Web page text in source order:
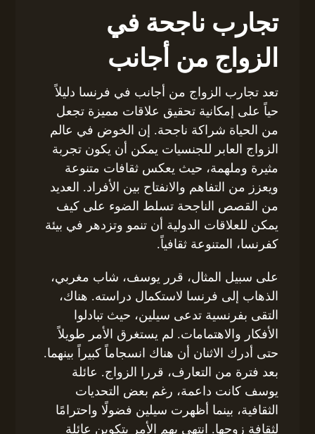
تجارب ناجحة في
الزواج من أجانب
تعد تجارب الزواج من أجانب في فرنسا دليلاً
حياً على إمكانية تحقيق علاقات مميزة تجعل
من الحياة شراكة ناجحة. إن الخوض في عالم
الزواج العابر للجنسيات يمكن أن يكون تجربة
مثيرة وملهمة، حيث يعكس ثقافات متنوعة
ويعزز من التفاهم والانفتاح بين الأفراد. العديد
من القصص الناجحة تسلط الضوء على كيف
يمكن للعلاقات الدولية أن تنمو وتزدهر في بيئة
كفرنسا، المتنوعة ثقافياً.
على سبيل المثال، قرر يوسف، شاب مغربي،
الذهاب إلى فرنسا لاستكمال دراسته. هناك،
التقى بفرنسية تدعى سيلين، حيث تبادلوا
الأفكار والاهتمامات. لم يستغرق الأمر طويلاً
حتى أدرك الاثنان أن هناك انسجاماً كبيراً بينهما.
بعد فترة من التعارف، قررا الزواج. عائلة
يوسف كانت داعمة، رغم بعض التحديات
الثقافية، بينما أظهرت سيلين فضولًا واحترامًا
لثقافة زوجها. انتهى بهم الأمر بتكوين عائلة